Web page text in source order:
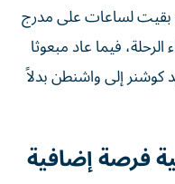
بقيت لساعات على مدرج
الرحلة، فيما عاد مبعوثا
إلى واشنطن بدلاً
فرصة إضافية